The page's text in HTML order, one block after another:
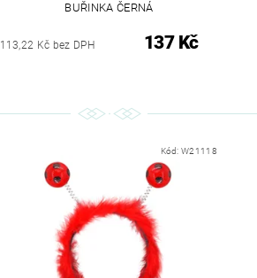
BUŘINKA ČERNÁ
113,22 Kč bez DPH 137 Kč
Kód:W21118